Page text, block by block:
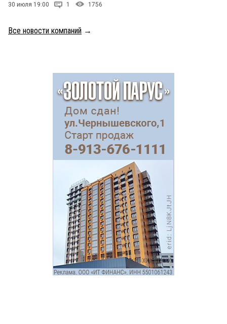
30 июля 19:00 1 1756
Все новости компаний →